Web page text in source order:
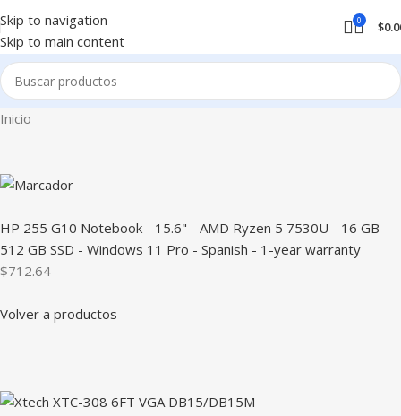
Skip to navigation
Skip to main content
0 $
Inicio
HP 255 G10 Notebook - 15.6" - AMD Ryzen 5 7530U - 16 GB -
512 GB SSD - Windows 11 Pro - Spanish - 1-year warranty
$712.64
Volver a productos